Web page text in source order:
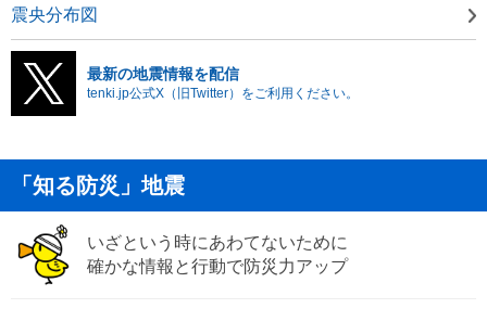
震央分布図
最新の地震情報を配信
tenki.jp公式X（旧Twitter）をご利用ください。
「知る防災」地震
いざという時にあわてないために
確かな情報と行動で防災力アップ